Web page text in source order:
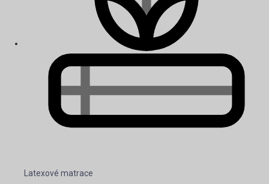
Latexové matrace